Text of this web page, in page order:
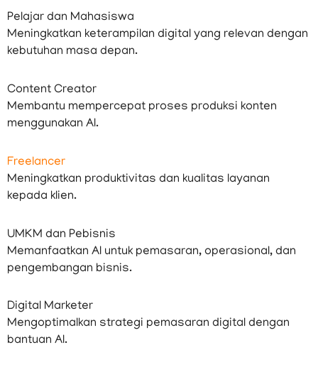
Pelajar dan Mahasiswa
Meningkatkan keterampilan digital yang relevan dengan
kebutuhan masa depan.
Content Creator
Membantu mempercepat proses produksi konten
menggunakan AI.
Freelancer
Meningkatkan produktivitas dan kualitas layanan
kepada klien.
UMKM dan Pebisnis
Memanfaatkan AI untuk pemasaran, operasional, dan
pengembangan bisnis.
Digital Marketer
Mengoptimalkan strategi pemasaran digital dengan
bantuan AI.